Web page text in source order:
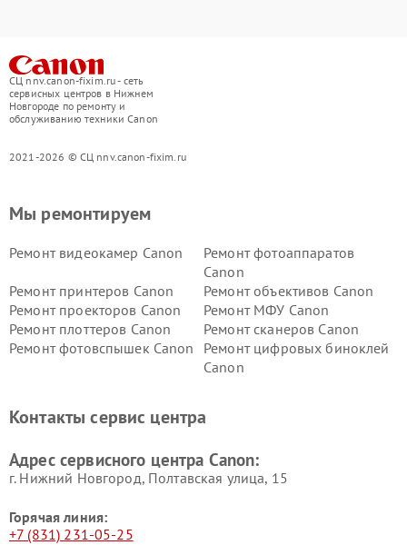
СЦ nnv.canon-fixim.ru - сеть
сервисных центров в Нижнем
Новгороде по ремонту и
обслуживанию техники Canon
2021-2026 © СЦ nnv.canon-fixim.ru
Мы ремонтируем
Ремонт видеокамер Canon
Ремонт фотоаппаратов
Canon
Ремонт принтеров Canon
Ремонт объективов Canon
Ремонт проекторов Canon
Ремонт МФУ Canon
Ремонт плоттеров Canon
Ремонт сканеров Canon
Ремонт фотовспышек Canon
Ремонт цифровых биноклей
Canon
Контакты сервис центра
Адрес сервисного центра Canon:
г. Нижний Новгород, Полтавская улица, 15
Горячая линия:
+7 (831) 231-05-25